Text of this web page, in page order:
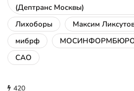
(Дептранс Москвы)
Лихоборы
Максим
мибрф
САО
420